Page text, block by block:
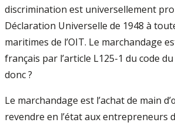
discrimination est universellement
Déclaration Universelle de 1948 à
maritimes de l’OIT. Le marchandage
français par l’article L125-1 du code du
donc ?
Le marchandage est l’achat de main
revendre en l’état aux entrepreneurs